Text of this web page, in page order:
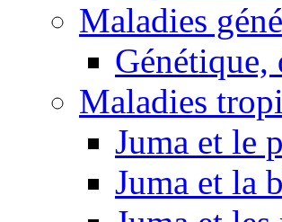
Maladies
Génétique,
Maladies
Juma et le
Juma et la